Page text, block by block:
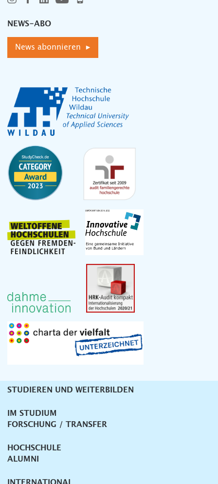
NEWS-ABO
News abonnieren ▸
Unternavigation
STUDIEREN UND WEITERBILDEN
IM STUDIUM
FORSCHUNG / TRANSFER
HOCHSCHULE
ALUMNI